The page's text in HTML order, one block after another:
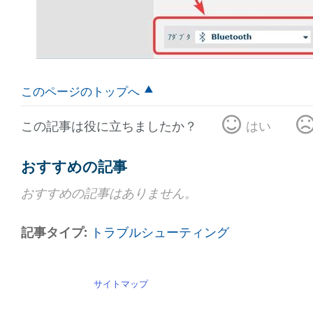
このページのトップへ
この記事は役に立ちましたか？ はい
おすすめの記事
おすすめの記事はありません。
記事タイプ トラブルシューティング
サイトマップ